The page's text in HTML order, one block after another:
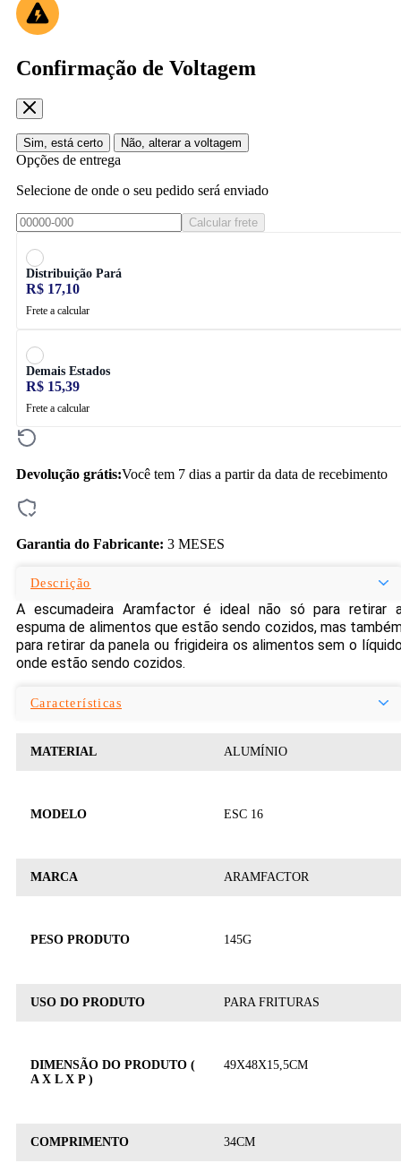
Confirmação de Voltagem
Sim, está certo Não, alterar a voltagem
Opções de entrega
Selecione de onde o seu pedido será enviado
Calcular frete
Distribuição Pará
R$ 17,10
Frete a calcular
Demais Estados
R$ 15,39
Frete a calcular
Devolução grátis:Você tem 7 dias a partir da data de recebimento
Garantia do Fabricante: 3 MESES
Descrição
A escumadeira Aramfactor é ideal não só para retirar
espuma de alimentos que estão sendo cozidos, mas
para retirar da panela ou frigideira os alimentos sem o
onde estão sendo cozidos.
Características
MATERIAL ALUMÍNIO
MODELO ESC 16
MARCA ARAMFACTOR
PESO PRODUTO 145G
USO DO PRODUTO PARA FRITURAS
DIMENSÃO DO PRODUTO (
A X L X P )
49X48X15,5CM
COMPRIMENTO 34CM